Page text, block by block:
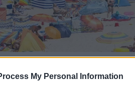
My Personal Information